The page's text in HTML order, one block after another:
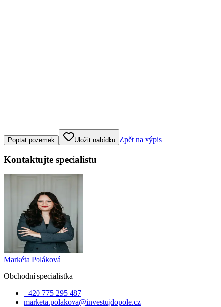
Klepněte nebo klikněte pro ovládání mapy
Poptat pozemek Uložit nabídku Zpět na výpis
Kontaktujte specialistu
Markéta Poláková
Obchodní specialistka
+420 775 295 487
marketa.polakova@investujdopole.cz